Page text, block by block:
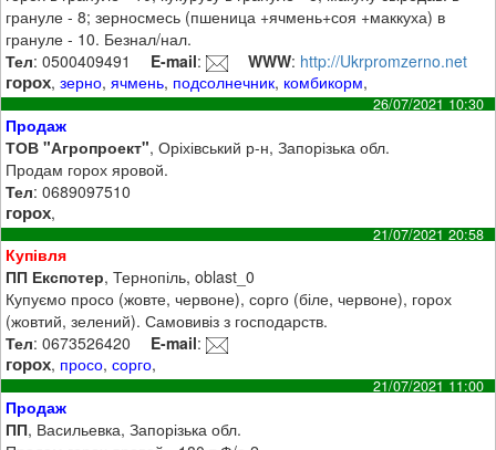
грануле - 8; зерносмесь (пшеница +ячмень+соя +маккуха) в
грануле - 10. Безнал/нал.
Тел: 0500409491 E-mail: WWW: http://Ukrpromzerno.net
горох,зерно,ячмень, подсолнечник, комбикорм,
26/07/2021 10:30
Продаж
ТОВ "Агропроект", Оріхівський р-н, Запорізька обл.
Продам горох яровой.
Тел: 0689097510
горох,
21/07/2021 20:58
Купівля
ПП Експотер, Тернопіль, oblast_0
Купуємо просо (жовте, червоне), сорго (біле, червоне), горох
(жовтий, зелений). Самовивіз з господарств.
Тел: 0673526420 E-mail:
горох, просо,сорго,
21/07/2021 11:00
Продаж
ПП, Васильевка, Запорізька обл.